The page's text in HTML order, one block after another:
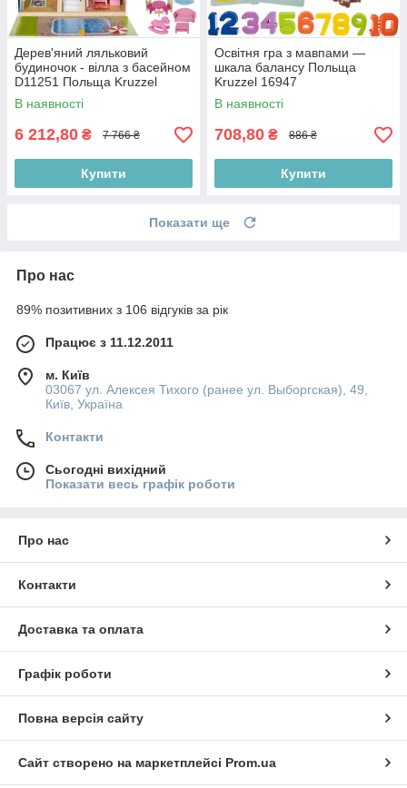
Дерев'яний ляльковий
будиночок - вілла з басейном
D11251 Польща Kruzzel
11251
В наявності
6 212,80 ₴ 7 766 ₴
Купити
Освітня гра з мавпами —
шкала балансу Польща
Kruzzel 16947
В наявності
708,80 ₴ 886 ₴
Купити
Показати ще
Про нас
89% позитивних з 106 відгуків за рік
Працює з 11.12.2011
м. Київ
03067 ул. Алексея Тихого (ранее ул. Выборгская), 49,
Київ, Україна
Контакти
Сьогодні вихідний
Показати весь графік роботи
Про нас
Контакти
Доставка та оплата
Графік роботи
Повна версія сайту
Сайт створено на маркетплейсі Prom.ua